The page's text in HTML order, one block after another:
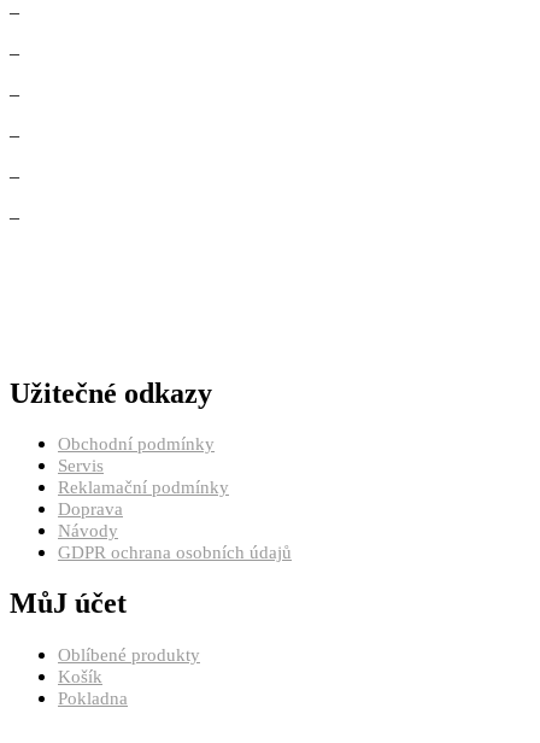
–
–
–
–
–
–
Užitečné odkazy
Obchodní podmínky
Servis
Reklamační podmínky
Doprava
Návody
GDPR ochrana osobních údajů
MůJ účet
Oblíbené produkty
Košík
Pokladna